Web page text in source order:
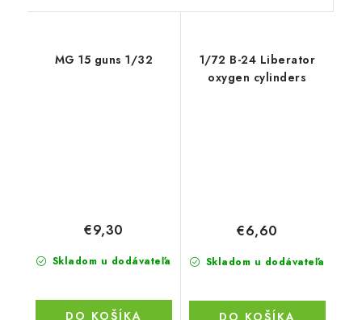
MG 15 guns 1/32
Skladom u dodávateľa
€9,30
DO KOŠÍKA
1/72 B-24 Liberator
oxygen cylinders
Skladom u dodávateľa
€6,60
DO KOŠÍKA